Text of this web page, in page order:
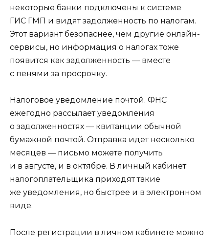
некоторые банки подключены к системе
ГИС ГМП и видят задолженность по налогам.
Этот вариант безопаснее, чем другие онлайн-
сервисы, но информация о налогах тоже
появится как задолженность — вместе
с пенями за просрочку.
Налоговое уведомление почтой. ФНС
ежегодно рассылает уведомления
о задолженностях — квитанции обычной
бумажной почтой. Отправка идет несколько
месяцев — письмо можете получить
и в августе, и в октябре. В личный кабинет
налогоплательщика приходят такие
же уведомления, но быстрее и в электронном
виде.
После регистрации в личном кабинете можно